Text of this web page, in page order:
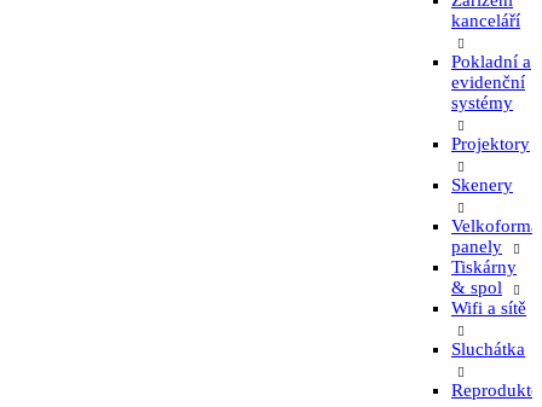
kanceláří
Pokladní a
evidenční
systémy
Projektory
Skenery
panely
Tiskárny
& spol
Wifi a sítě
Sluchátka